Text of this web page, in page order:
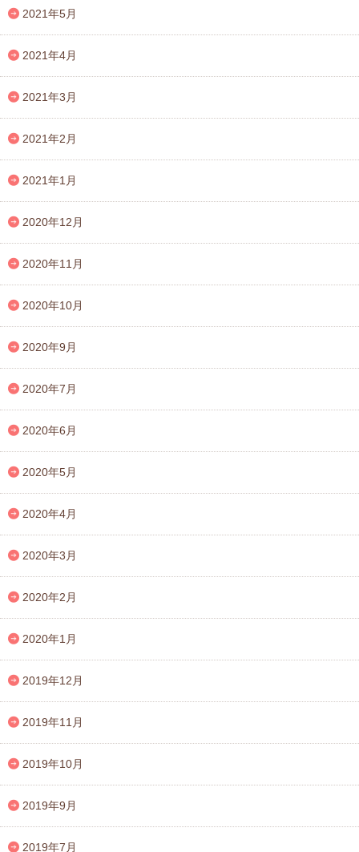
2021年5月
2021年4月
2021年3月
2021年2月
2021年1月
2020年12月
2020年11月
2020年10月
2020年9月
2020年7月
2020年6月
2020年5月
2020年4月
2020年3月
2020年2月
2020年1月
2019年12月
2019年11月
2019年10月
2019年9月
2019年7月